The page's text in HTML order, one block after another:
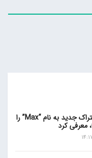
آنتروپیک امروز یک طرح اشتراک جدید به نام “Max” را